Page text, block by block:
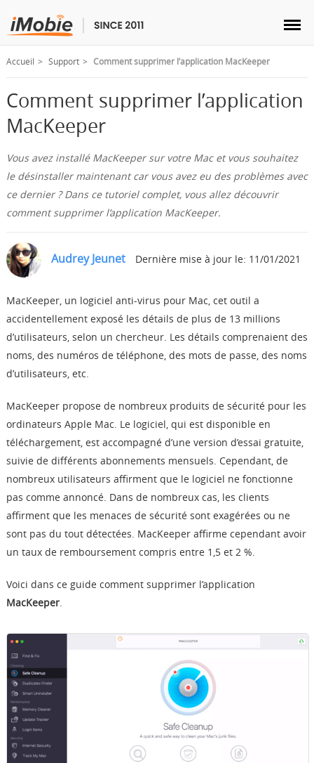
Déverrouillage & Récupération
Transfert
Multimédia
Utilitaires
Boutique
Télécharger
Support
Langue
Accueil Support Comment supprimer l’application MacKeeper
Comment supprimer l’application
MacKeeper
Vous avez installé MacKeeper sur votre Mac et vous souhaitez
le désinstaller maintenant car vous avez eu des problèmes avec
ce dernier ? Dans ce tutoriel complet, vous allez découvrir
comment supprimer l’application MacKeeper.
Audrey Jeunet Dernière mise à jour le: 11/01/2021
MacKeeper, un logiciel anti-virus pour Mac, cet outil a
accidentellement exposé les détails de plus de 13 millions
d’utilisateurs, selon un chercheur. Les détails comprenaient des
noms, des numéros de téléphone, des mots de passe, des noms
d’utilisateurs, etc.
MacKeeper propose de nombreux produits de sécurité pour les
ordinateurs Apple Mac. Le logiciel, qui est disponible en
téléchargement, est accompagné d’une version d’essai gratuite,
suivie de différents abonnements mensuels. Cependant, de
nombreux utilisateurs affirment que le logiciel ne fonctionne
pas comme annoncé. Dans de nombreux cas, les clients
affirment que les menaces de sécurité sont exagérées ou ne
sont pas du tout détectées. MacKeeper affirme cependant avoir
un taux de remboursement compris entre 1,5 et 2 %.
Voici dans ce guide comment supprimer l’application
MacKeeper.